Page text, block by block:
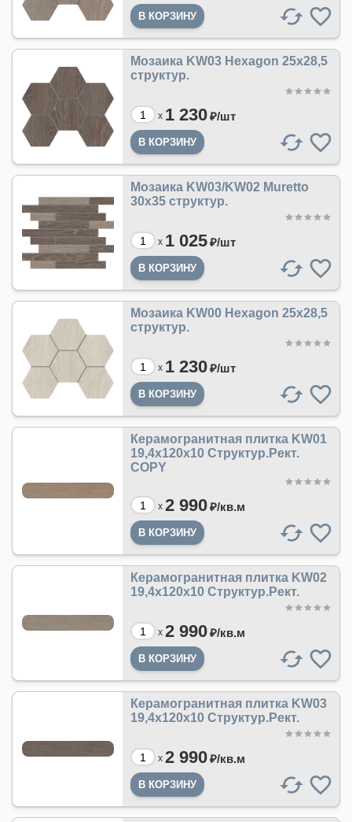
Мозаика KW03 Hexagon 25x28,5
структур.
x 1 230₽/шт
Мозаика KW03/KW02 Muretto
30x35 структур.
x 1 025₽/шт
Мозаика KW00 Hexagon 25x28,5
структур.
x 1 230₽/шт
Керамогранитная плитка KW01
19,4x120x10 Структур.Рект.
COPY
x 2 990₽/кв.м
Керамогранитная плитка KW02
19,4x120x10 Структур.Рект.
x 2 990₽/кв.м
Керамогранитная плитка KW03
19,4x120x10 Структур.Рект.
x 2 990₽/кв.м